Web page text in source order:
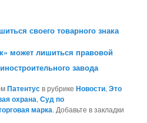
своего товарного знака
может лишиться правовой
завода
Патентусв рубрикеНовости,Это
охрана,Суд по
марка. Добавьте в закладки